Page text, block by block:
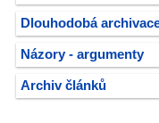
Dlouhodobá
Názory - argumenty
Archiv článků